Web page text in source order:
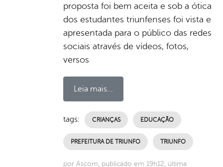
proposta foi bem aceita e sob a ótica
dos estudantes triunfenses foi vista e
apresentada para o público das redes
sociais através de vídeos, fotos,
versos
Leia mais...
tags: CRIANÇAS EDUCAÇÃO
PREFEITURA DE TRIUNFO TRIUNFO
por Ascom, publicado em 19h12, última